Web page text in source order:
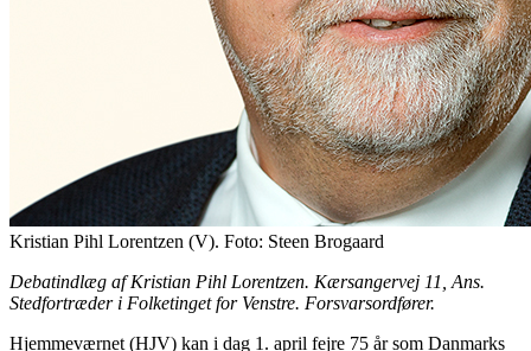
Kristian Pihl Lorentzen (V). Foto: Steen Brogaard
Debatindlæg af Kristian Pihl Lorentzen. Kærsangervej 11, Ans.
Stedfortræder i Folketinget for Venstre. Forsvarsordfører.
Hjemmeværnet (HJV) kan i dag 1. april fejre 75 år som Danmarks